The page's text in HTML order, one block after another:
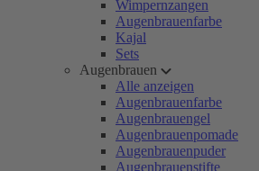
Wimpernzangen
Augenbrauenfarbe
Kajal
Sets
Augenbrauen
Alle anzeigen
Augenbrauenfarbe
Augenbrauengel
Augenbrauenpomade
Augenbrauenpuder
Augenbrauenstifte